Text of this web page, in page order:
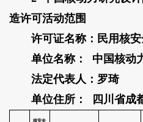
造许可活动范围
许可证名称：民用核安
单位名称： 中国核动
法定代表人：罗琦
单位住所： 四川省成都